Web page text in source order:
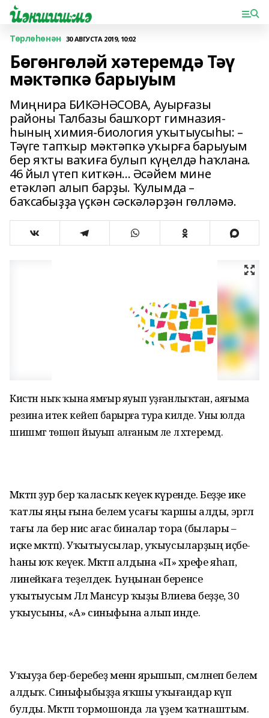
Төрлөһөнән 30 АВГУСТА 2019, 10:02
Бөгөнгөләй хәтеремдә Тәү
мәктәпкә барыуым
Миңнира БИКӘНӘСОВА, Ауыр­ғазы
районы Талбазы баш­ҡорт гимназия­
һының химия-биология уҡытыусыһы: –
Тәүге тапҡыр мәктәпкә уҡырға барыуым
бер яҡты ваҡиға булып кү­ңелдә һаҡлана.
46 йыл үтеп киткән... Әсәйем мине
етәкләп алып барҙы. Ҡулымда –
баҡсабыҙҙа үҫкән сәскәләрҙән гөлләмә.
Кистән ныҡ ҡына ямғыр яуып уҙғанлыҡтан, аяғыма
резина итек кейеп барырға тура килде. Уны юлда
шишмәгә төшөп йыуып алғаным әле лә хәтеремдә.
Мәктәп ҙур бер ҡаласыҡ кеүек күренде. Беҙҙе ике
ҡатлы яңы ғына белем усағы ҡаршы алды, эргәлә
тағы ла бер нисә ағас биналар тора (былары –
иҫке мәктәп). Уҡытыусылар, уҡыусыларҙың иҫәбе-
һаны юҡ кеүек. Мәктәп алдына «П» хәрефе яһап,
линейкаға теҙелдек. Һуңынан беренсе
уҡытыусым Ләлә Мансур ҡыҙы Вәлиева беҙҙе, 30
уҡыусыны, «А» синыфына алып инде.
Уҡыуҙа бер-беребеҙ менән ярышып, сәмләнеп белем
алдыҡ. Синыфыбыҙҙа яҡшы уҡығандар күп
булды. Мәктәп тормошонда ла әүҙем ҡатнаштым.